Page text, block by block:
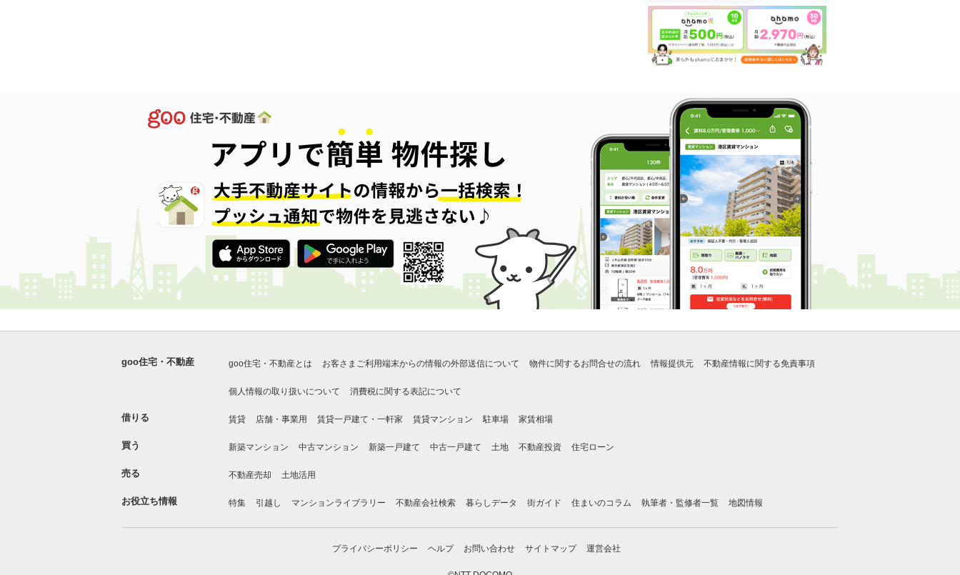
goo住宅・不動産 goo住宅・不動産とは お客さまご利用端末からの情報の外部送信について 物件に関するお問合せの流れ 情報提供元 不動産情報に関する免責事項
個人情報の取り扱いについて 消費税に関する表記について
借りる 賃貸 店舗・事業用 賃貸一戸建て・一軒家 賃貸マンション 駐車場 家賃相場
買う 新築マンション 中古マンション 新築一戸建て 中古一戸建て 土地 不動産投資 住宅ローン
売る 不動産売却 土地活用
お役立ち情報 特集 引越し マンションライブラリー 不動産会社検索 暮らしデータ 街ガイド 住まいのコラム 執筆者・監修者一覧 地図情報
プライバシーポリシー ヘルプ お問い合わせ サイトマップ 運営会社